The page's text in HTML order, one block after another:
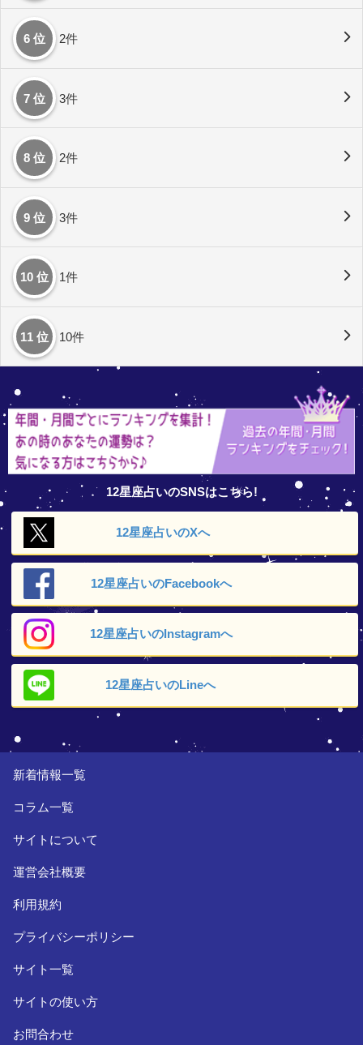
6 位 2件
7 位 3件
8 位 2件
9 位 3件
10 位 1件
11 位 10件
12星座占いのSNSはこちら!
12星座占いのXへ
12星座占いのFacebookへ
12星座占いのInstagramへ
12星座占いのLineへ
新着情報一覧
コラム一覧
サイトについて
運営会社概要
利用規約
プライバシーポリシー
サイト一覧
サイトの使い方
お問合わせ